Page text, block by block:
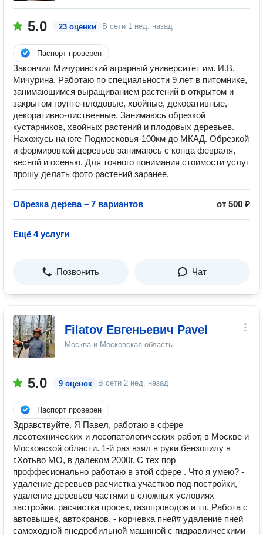
5.0 23 оценки В сети 1 нед. назад
Паспорт проверен
Закончил Мичуринский аграрный университет им. И.В.
Мичурина. Работаю по специальности 9 лет в питомнике,
занимающимся выращиванием растений в открытом и
закрытом грунте-плодовые, хвойные, декоративные,
декоративно-лиственные. Занимаюсь обрезкой
кустарников, хвойных растений и плодовых деревьев.
Нахожусь на юге Подмосковья-100км до МКАД. Обрезкой
и формировкой деревьев занимаюсь с конца февраля,
весной и осенью. Для точного понимания стоимости услуг
прошу делать фото растений заранее.
Обрезка дерева – 7 вариантов от 500 ₽
Ещё 4 услуги
Позвонить Чат
Filatov Евгеньевич Pavel
Москва и Московская область
5.0 9 оценок В сети 2 нед. назад
Паспорт проверен
Здравствуйте. Я Павел, работаю в сфере
лесотехнических и лесопатологических работ, в Москве и
Московской области. 1-й раз взял в руки бензопилу в
г.Хотьво МО, в далеком 2000г. С тех пор
проффесионально работаю в этой сфере . Что я умею? -
удаление деревьев расчистка участков под постройки,
удаление деревьев частями в сложных условиях
застройки, расчистка просек, газопроводов и тп. Работа с
автовышек, автокранов. - корчевка пней# удаление пней
самоходной пнедробильной машиной с гидравлическими